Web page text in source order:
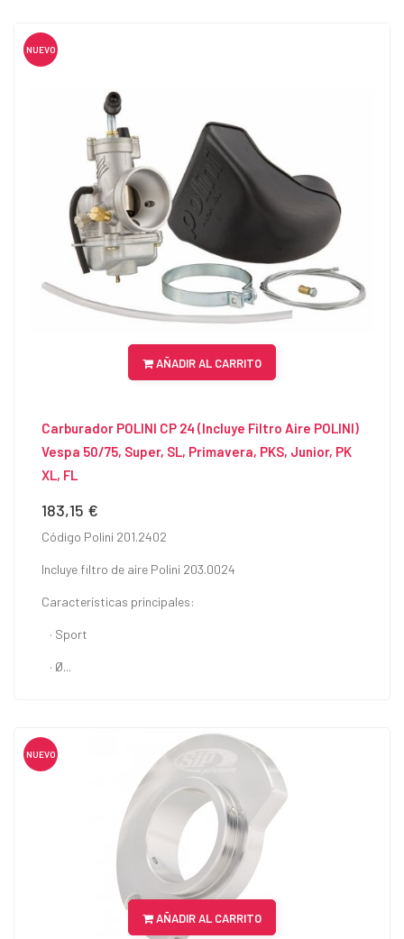
NUEVO
AÑADIR AL CARRITO
Carburador POLINI CP 24 (Incluye Filtro Aire POLINI)
Vespa 50/75, Super, SL, Primavera, PKS, Junior, PK
XL, FL
Precio
183,15 €
Código Polini 201.2402
Incluye filtro de aire Polini 203.0024
Características principales:
· Sport
· Ø...
NUEVO
AÑADIR AL CARRITO